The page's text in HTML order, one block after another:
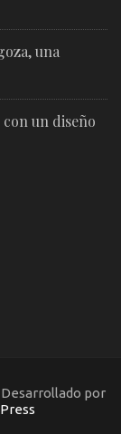
una
un diseño
por